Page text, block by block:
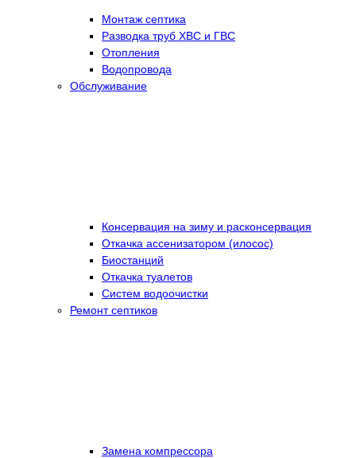
Монтаж септика
Разводка труб ХВС и ГВС
Отопления
Водопровода
Обслуживание
Консервация на зиму и расконсервация
Откачка ассенизатором (илосос)
Биостанций
Откачка туалетов
Систем водоочистки
Ремонт септиков
Замена компрессора